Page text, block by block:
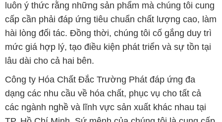
luôn ý thức rằng những sản phẩm mà chúng tôi cung
cấp cần phải đáp ứng tiêu chuẩn chất lượng cao, làm
hài lòng đối tác. Đồng thời, chúng tôi cố gắng duy trì
mức giá hợp lý, tạo điều kiện phát triển và sự tồn tại
lâu dài cho cả hai bên.
Công ty Hóa Chất Đắc Trường Phát đáp ứng đa
dạng các nhu cầu về hóa chất, phục vụ cho tất cả
các ngành nghề và lĩnh vực sản xuất khác nhau tại